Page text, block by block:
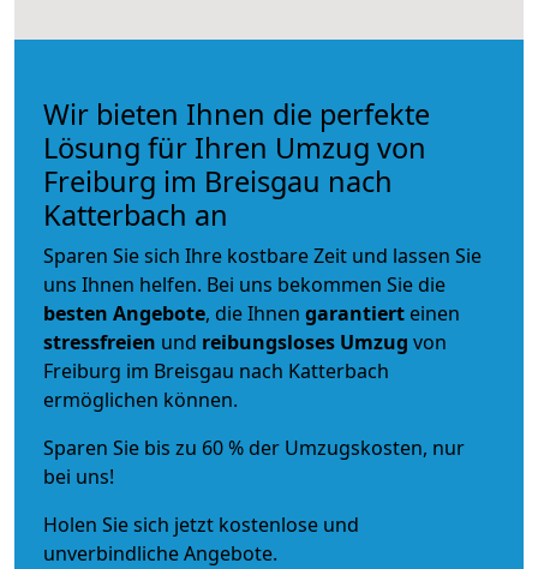
Wir bieten Ihnen die perfekte
Lösung für Ihren Umzug von
Freiburg im Breisgau nach
Katterbach an
Sparen Sie sich Ihre kostbare Zeit und lassen Sie
uns Ihnen helfen. Bei uns bekommen Sie die
besten Angebote, die Ihnen garantiert einen
stressfreien und reibungsloses Umzug von
Freiburg im Breisgau nach Katterbach
ermöglichen können.
Sparen Sie bis zu 60 % der Umzugskosten, nur
bei uns!
Holen Sie sich jetzt kostenlose und
unverbindliche Angebote.